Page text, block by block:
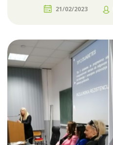
21/02/2023